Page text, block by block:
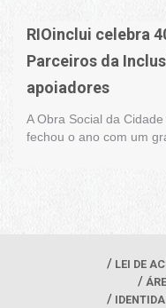
RIOinclui celebra
Parceiros da
apoiadores
A Obra Social da
fechou o ano com um
LEI DE